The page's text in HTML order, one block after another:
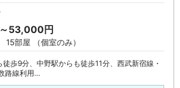
53,000円
15部屋 （個室のみ）
歩9分、中野駅からも徒歩11分、西武新宿線・
路線利用…